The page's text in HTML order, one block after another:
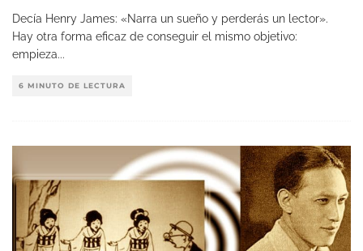
Decía Henry James: «Narra un sueño y perderás un lector».
Hay otra forma eficaz de conseguir el mismo objetivo:
empieza...
6 MINUTO DE LECTURA